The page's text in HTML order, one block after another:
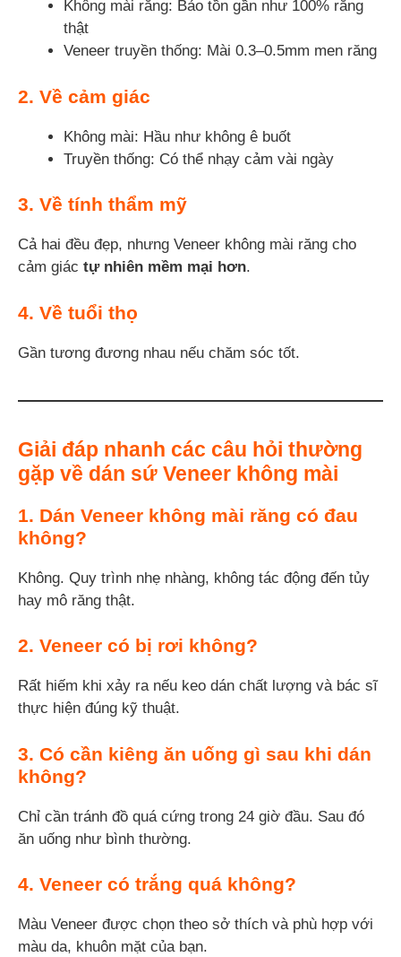
Không mài răng: Bảo tồn gần như 100% răng
thật
Veneer truyền thống: Mài 0.3–0.5mm men răng
2. Về cảm giác
Không mài: Hầu như không ê buốt
Truyền thống: Có thể nhạy cảm vài ngày
3. Về tính thẩm mỹ
Cả hai đều đẹp, nhưng Veneer không mài răng cho
cảm giác tự nhiên mềm mại hơn.
4. Về tuổi thọ
Gần tương đương nhau nếu chăm sóc tốt.
Giải đáp nhanh các câu hỏi thường
gặp về dán sứ Veneer không mài
1. Dán Veneer không mài răng có đau
không?
Không. Quy trình nhẹ nhàng, không tác động đến tủy
hay mô răng thật.
2. Veneer có bị rơi không?
Rất hiếm khi xảy ra nếu keo dán chất lượng và bác sĩ
thực hiện đúng kỹ thuật.
3. Có cần kiêng ăn uống gì sau khi dán
không?
Chỉ cần tránh đồ quá cứng trong 24 giờ đầu. Sau đó
ăn uống như bình thường.
4. Veneer có trắng quá không?
Màu Veneer được chọn theo sở thích và phù hợp với
màu da, khuôn mặt của bạn.